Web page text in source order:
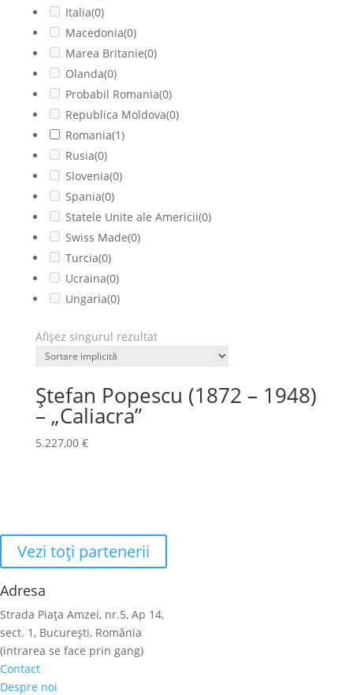
Italia(0)
Macedonia(0)
Marea Britanie(0)
Olanda(0)
Probabil Romania(0)
Republica Moldova(0)
Romania(1)
Rusia(0)
Slovenia(0)
Spania(0)
Statele Unite ale Americii(0)
Swiss Made(0)
Turcia(0)
Ucraina(0)
Ungaria(0)
Afișez singurul rezultat
Ștefan Popescu (1872 – 1948)
– „Caliacra”
5.227,00 €
Vezi toţi partenerii
Adresa
Strada Piaţa Amzei, nr.5, Ap 14,
sect. 1, Bucureşti, România
(intrarea se face prin gang)
Contact
Despre noi